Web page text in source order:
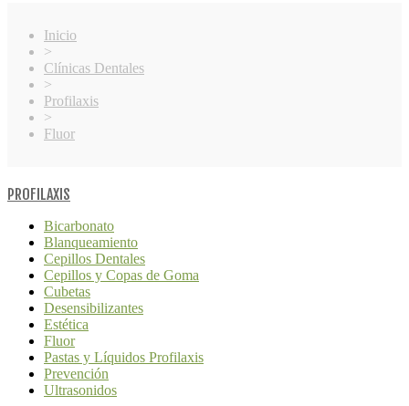
Inicio
>
Clínicas Dentales
>
Profilaxis
>
Fluor
PROFILAXIS
Bicarbonato
Blanqueamiento
Cepillos Dentales
Cepillos y Copas de Goma
Cubetas
Desensibilizantes
Estética
Fluor
Pastas y Líquidos Profilaxis
Prevención
Ultrasonidos